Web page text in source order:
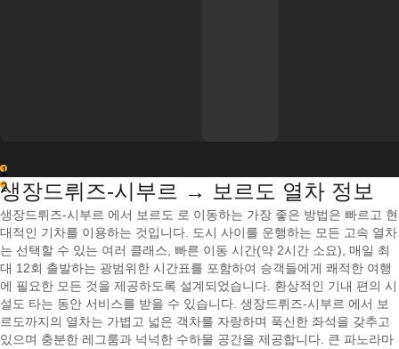
1
2
생장드뤼즈-시부르 → 보르도 열차 정보
생장드뤼즈-시부르 에서 보르도 로 이동하는 가장 좋은 방법은 빠르고 현
대적인 기차를 이용하는 것입니다. 도시 사이를 운행하는 모든 고속 열차
는 선택할 수 있는 여러 클래스, 빠른 이동 시간(약 2시간 소요), 매일 최
대 12회 출발하는 광범위한 시간표를 포함하여 승객들에게 쾌적한 여행
에 필요한 모든 것을 제공하도록 설계되었습니다. 환상적인 기내 편의 시
설도 타는 동안 서비스를 받을 수 있습니다. 생장드뤼즈-시부르 에서 보
르도까지의 열차는 가볍고 넓은 객차를 자랑하며 푹신한 좌석을 갖추고
있으며 충분한 레그룸과 넉넉한 수하물 공간을 제공합니다. 큰 파노라마